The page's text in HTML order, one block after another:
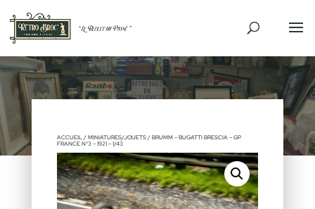
ACCUEIL/ MINIATURES/JOUETS/ BRUMM – BUGATTI BRESCIA – GP.
FRANCE N°3 – 1921 – 1/43